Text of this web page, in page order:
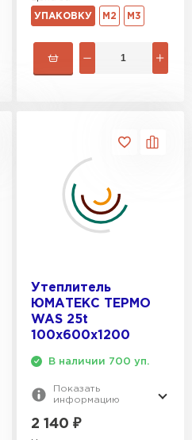
УПАКОВКУ М2 М3
Утеплитель
ЮМАТЕКС ТЕРМО
WAS 25t
100х600х1200
В наличии 700 уп.
Показать
информацию
2 140 ₽
Paroc
Rockwool
Технониколь